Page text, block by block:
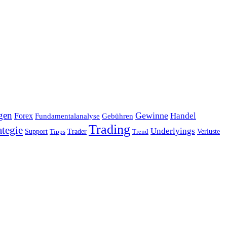
Forex Fundamentalanalyse Gebühren Gewinne Handel
Support Tipps Trader Trading Trend Underlyings Verluste